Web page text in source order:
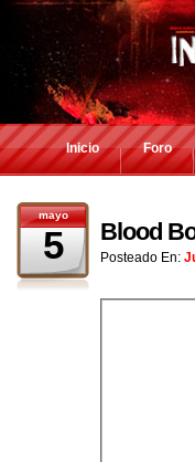
Inicio Foro
mayo
5 Blood
Posteado En: